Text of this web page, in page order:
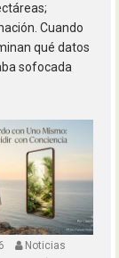
Cuando
qué datos
sofocada
Noticias